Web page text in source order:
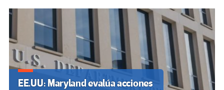
EE.UU: Maryland evalúa acciones